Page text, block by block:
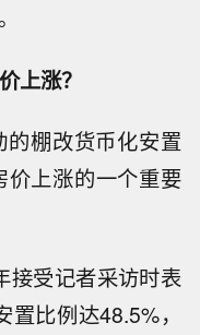
上涨？
棚改货币化安置
价上涨的一个重要
接受记者采访时表
比例达48.5%，